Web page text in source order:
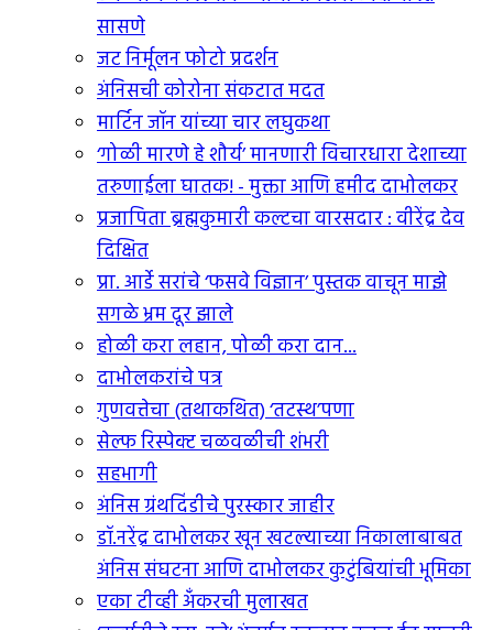
सासणे
जट निर्मूलन फोटो प्रदर्शन
अंनिसची कोरोना संकटात मदत
मार्टिन जॉन यांच्या चार लघुकथा
‘गोळी मारणे हे शौर्य’ मानणारी विचारधारा देशाच्या
तरुणाईला घातक! - मुक्ता आणि हमीद दाभोलकर
प्रजापिता ब्रह्मकुमारी कल्टचा वारसदार : वीरेंद्र देव
दिक्षित
प्रा. आर्डे सरांचे ‘फसवे विज्ञान’ पुस्तक वाचून माझे
सगळे भ्रम दूर झाले
होळी करा लहान, पोळी करा दान...
दाभोलकरांचे पत्र
गुणवत्तेचा (तथाकथित) ‘तटस्थ’पणा
सेल्फ रिस्पेक्ट चळवळीची शंभरी
सहभागी
अंनिस ग्रंथदिंडीचे पुरस्कार जाहीर
डॉ.नरेंद्र दाभोलकर खून खटल्याच्या निकालाबाबत
अंनिस संघटना आणि दाभोलकर कुटुंबियांची भूमिका
एका टीव्ही अंँकरची मुलाखत